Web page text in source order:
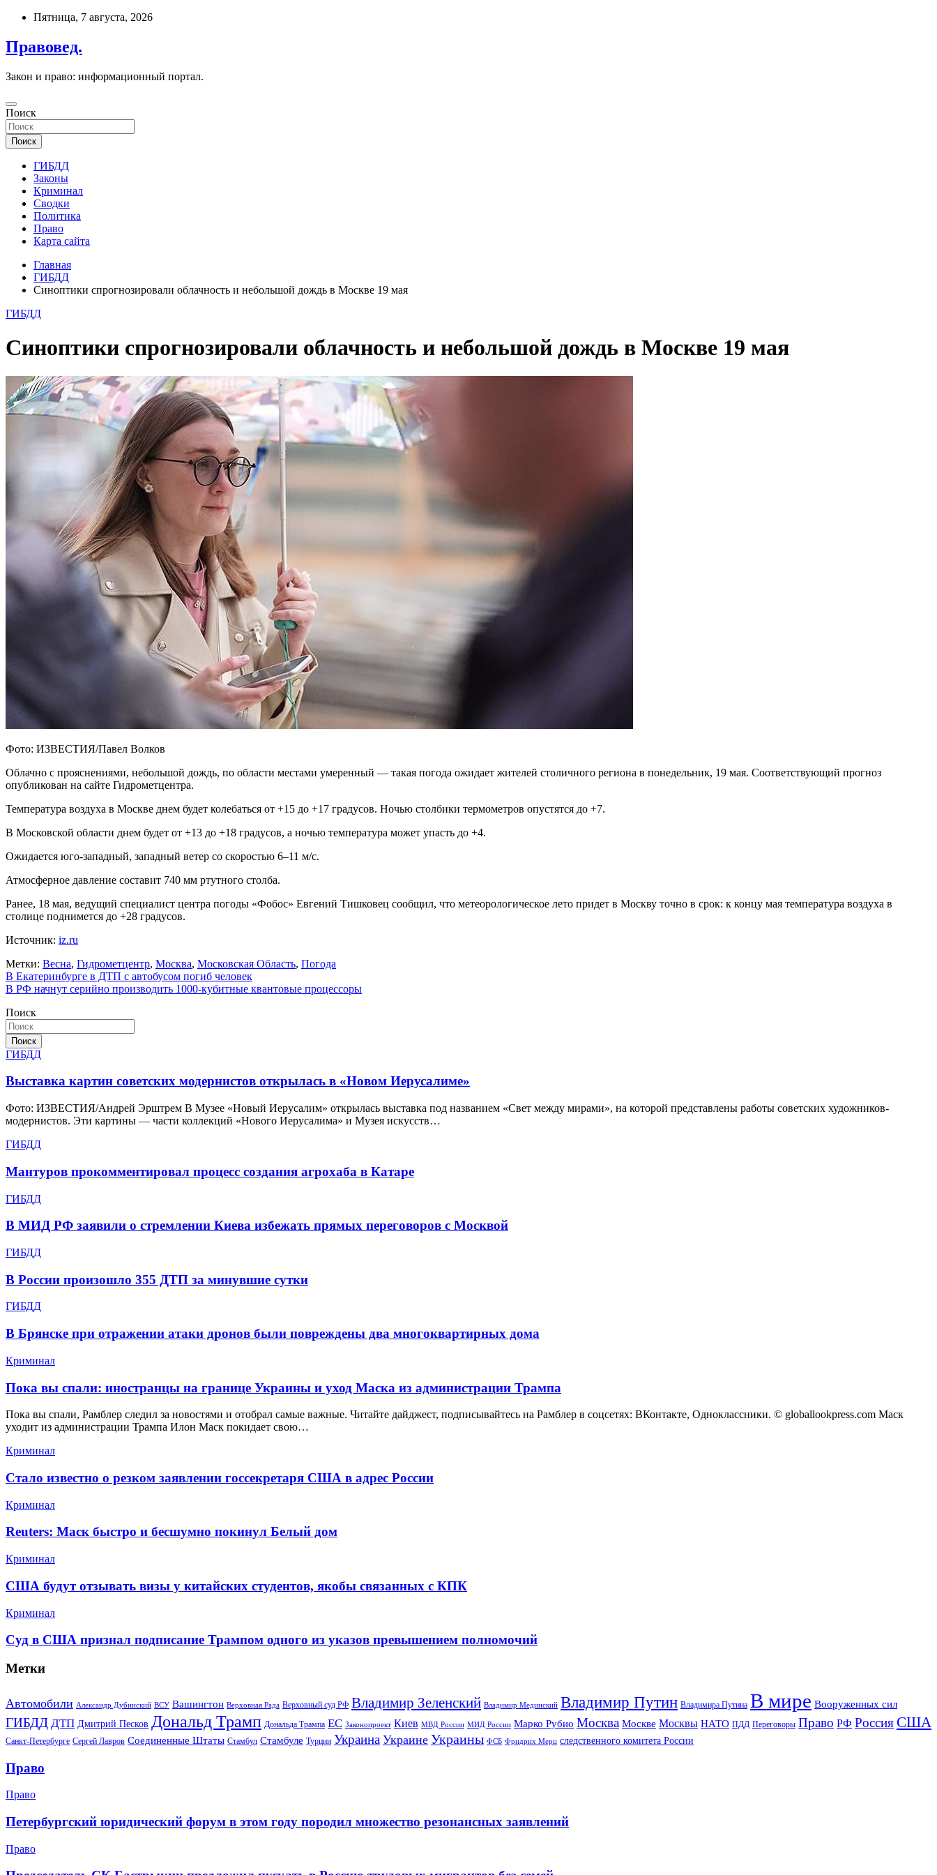
Перейти
содержимому
Пятница, 7 августа, 2026
Правовед.
Закон и право: информационный портал.
Поиск
Поиск
ГИБДД
Законы
Криминал
Сводки
Политика
Право
Карта сайта
Главная
ГИБДД
Синоптики спрогнозировали облачность и небольшой дождь в Москве 19 мая
ГИБДД
Синоптики спрогнозировали облачность и небольшой дождь в Москве 19 мая
Фото: ИЗВЕСТИЯ/Павел Волков
Облачно с прояснениями, небольшой дождь, по области местами умеренный — такая погода ожидает жителей столичного региона в понедельник, 19 мая. Соответствующий прогноз
опубликован на сайте Гидрометцентра.
Температура воздуха в Москве днем будет колебаться от +15 до +17 градусов. Ночью столбики термометров опустятся до +7.
В Московской области днем будет от +13 до +18 градусов, а ночью температура может упасть до +4.
Ожидается юго-западный, западный ветер со скоростью 6–11 м/c.
Атмосферное давление составит 740 мм ртутного столба.
Ранее, 18 мая, ведущий специалист центра погоды «Фобос» Евгений Тишковец сообщил, что метеорологическое лето придет в Москву точно в срок: к концу мая температура воздуха в
столице поднимется до +28 градусов.
Источник: iz.ru
Метки: Весна, Гидрометцентр, Москва, Московская Область, Погода
Навигация
по
записям
В Екатеринбурге в ДТП с автобусом погиб человек
В РФ начнут серийно производить 1000-кубитные квантовые процессоры
Поиск
Поиск
ГИБДД
Выставка картин советских модернистов открылась в «Новом Иерусалиме»
Фото: ИЗВЕСТИЯ/Андрей Эрштрем В Музее «Новый Иерусалим» открылась выставка под названием «Свет между мирами», на которой представлены работы советских художников-
модернистов. Эти картины — части коллекций «Нового Иерусалима» и Музея искусств…
ГИБДД
Мантуров прокомментировал процесс создания агрохаба в Катаре
ГИБДД
В МИД РФ заявили о стремлении Киева избежать прямых переговоров с Москвой
ГИБДД
В России произошло 355 ДТП за минувшие сутки
ГИБДД
В Брянске при отражении атаки дронов были повреждены два многоквартирных дома
Криминал
Пока вы спали: иностранцы на границе Украины и уход Маска из администрации Трампа
Пока вы спали, Рамблер следил за новостями и отобрал самые важные. Читайте дайджест, подписывайтесь на Рамблер в соцсетях: ВКонтакте, Одноклассники. © globallookpress.com Маск
уходит из администрации Трампа Илон Маск покидает свою…
Криминал
Стало известно о резком заявлении госсекретаря США в адрес России
Криминал
Reuters: Маск быстро и бесшумно покинул Белый дом
Криминал
США будут отзывать визы у китайских студентов, якобы связанных с КПК
Криминал
Суд в США признал подписание Трампом одного из указов превышением полномочий
Метки
Автомобили Александр Дубинский ВСУ Вашингтон Верховная Рада Верховный суд РФ Владимир Зеленский Владимир Мединский Владимир Путин Владимира Путина В мире Вооруженных сил
ГИБДД ДТП Дмитрий Песков Дональд Трамп Дональда Трампа ЕС Законопроект Киев МВД России МИД России Марко Рубио Москва Москве Москвы НАТО ПДД Переговоры Право РФ РоссияСША
Санкт-Петербурге Сергей Лавров Соединенные Штаты Стамбул Стамбуле Турции Украина Украине Украины ФСБ Фридрих Мерц следственного комитета России
Право
Право
Петербургский юридический форум в этом году породил множество резонансных заявлений
Право